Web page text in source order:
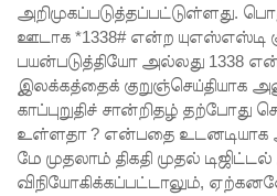
முஸ்லிம்
மத்திய
கல்லூரியி
ல்
நிர்மாணிக்
அறிமுகப்படுத்தப்பட்டுள்ளது.
ஊடாக *1338# என்ற யுஎஸ்எஸ்டி
பயன்படுத்தியோ அல்லது 1338
இலக்கத்தைக் குறுஞ்செய்தியாக
காப்புறுதிச் சான்றிதழ் தற்போது
உள்ளதா ? என்பதை உடனடியாக
மே முதலாம் திகதி முதல்
விநியோகிக்கப்பட்டாலும்,